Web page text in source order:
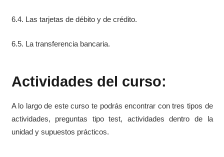
6.4. Las tarjetas de débito y de crédito.
6.5. La transferencia bancaria.
Actividades del curso:
A lo largo de este curso te podrás encontrar con tres tipos de
actividades, preguntas tipo test, actividades dentro de la
unidad y supuestos prácticos.